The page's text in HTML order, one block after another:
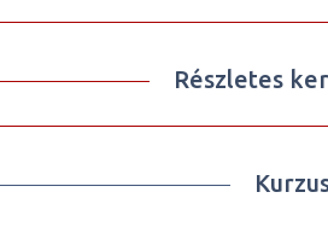
Részletes